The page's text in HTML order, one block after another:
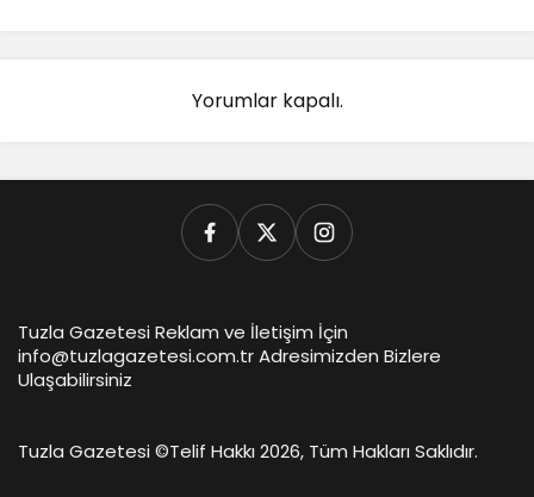
Yorumlar kapalı.
Tuzla Gazetesi Reklam ve İletişim İçin
info@tuzlagazetesi.com.tr Adresimizden Bizlere
Ulaşabilirsiniz
Tuzla Gazetesi ©Telif Hakkı 2026, Tüm Hakları Saklıdır.